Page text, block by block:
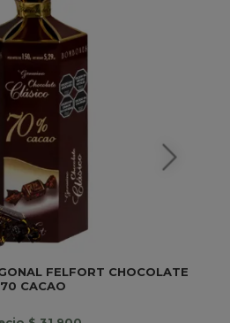
FELFORT CHOCOLATE
70 CACAO